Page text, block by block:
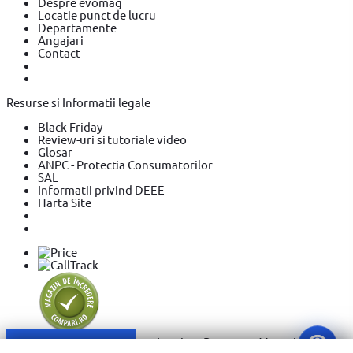
Locatie punct de lucru
Departamente
Angajari
Contact
Resurse si Informatii legale
Black Friday
Review-uri si tutoriale video
Glosar
ANPC - Protectia Consumatorilor
SAL
Informatii privind DEEE
Harta Site